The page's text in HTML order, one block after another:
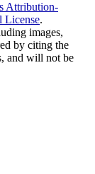
Attribution-
License.
images,
by citing the
and will not be